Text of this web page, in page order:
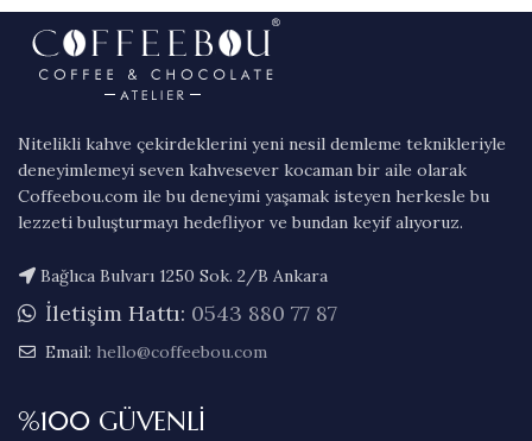
Nitelikli kahve çekirdeklerini yeni nesil demleme teknikleriyle
deneyimlemeyi seven kahvesever kocaman bir aile olarak
Coffeebou.com ile bu deneyimi yaşamak isteyen herkesle bu
lezzeti buluşturmayı hedefliyor ve bundan keyif alıyoruz.
Bağlıca Bulvarı 1250 Sok. 2/B Ankara
İletişim Hattı: 0543 880 77 87
Email: hello@coffeebou.com
%100 GÜVENLİ